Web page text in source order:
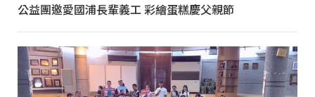
公益團邀愛國浦長輩義工 彩繪蛋糕慶父親節